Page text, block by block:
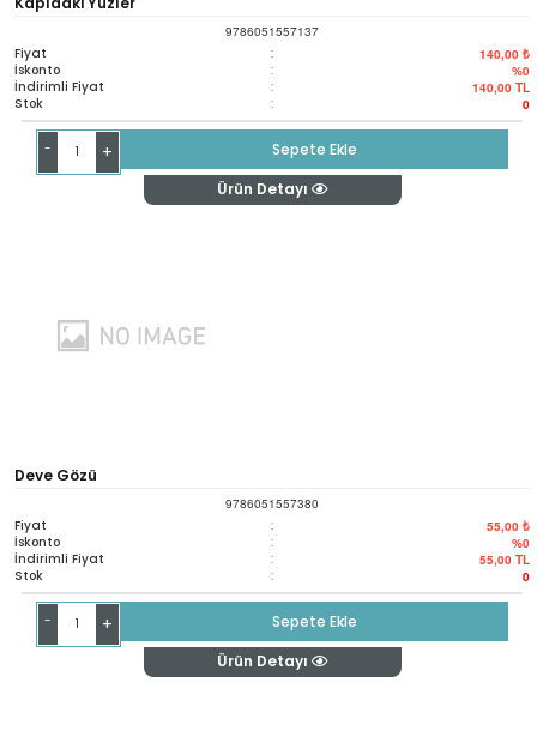
9786051557137
Fiyat : 140,00 ₺
İskonto : %0
İndirimli Fiyat : 140,00 TL
Stok : 0
- +
Sepete Ekle
Ürün Detayı
Deve Gözü
9786051557380
Fiyat : 55,00 ₺
İskonto : %0
İndirimli Fiyat : 55,00 TL
Stok : 0
- +
Sepete Ekle
Ürün Detayı